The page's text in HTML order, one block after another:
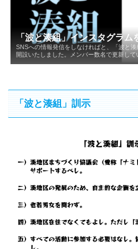
「波と湊組」インスタグラム
SNSへの情報発信をしなければと、「波と
開設いたしました。メンバー数名で更新し
「波と湊組」訓示